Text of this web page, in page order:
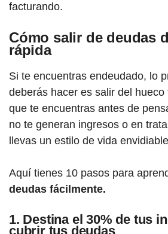
facturando.
Cómo salir de deudas
rápida
Si te encuentras endeudado, lo
deberás hacer es salir del hueco
que te encuentras antes de
no te generan ingresos o en
llevas un estilo de vida
Aquí tienes 10 pasos para
deudas fácilmente.
1. Destina el 30% de tus
cubrir tus deudas